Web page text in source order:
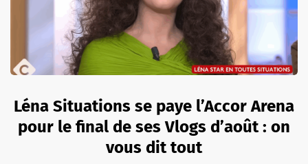
Léna Situations se paye l’Accor Arena
pour le final de ses Vlogs d’août : on
vous dit tout